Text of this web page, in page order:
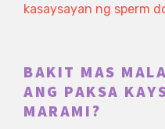
kasaysayan ng sperm
BAKIT MAS
ANG PAKSA
MARAMI?